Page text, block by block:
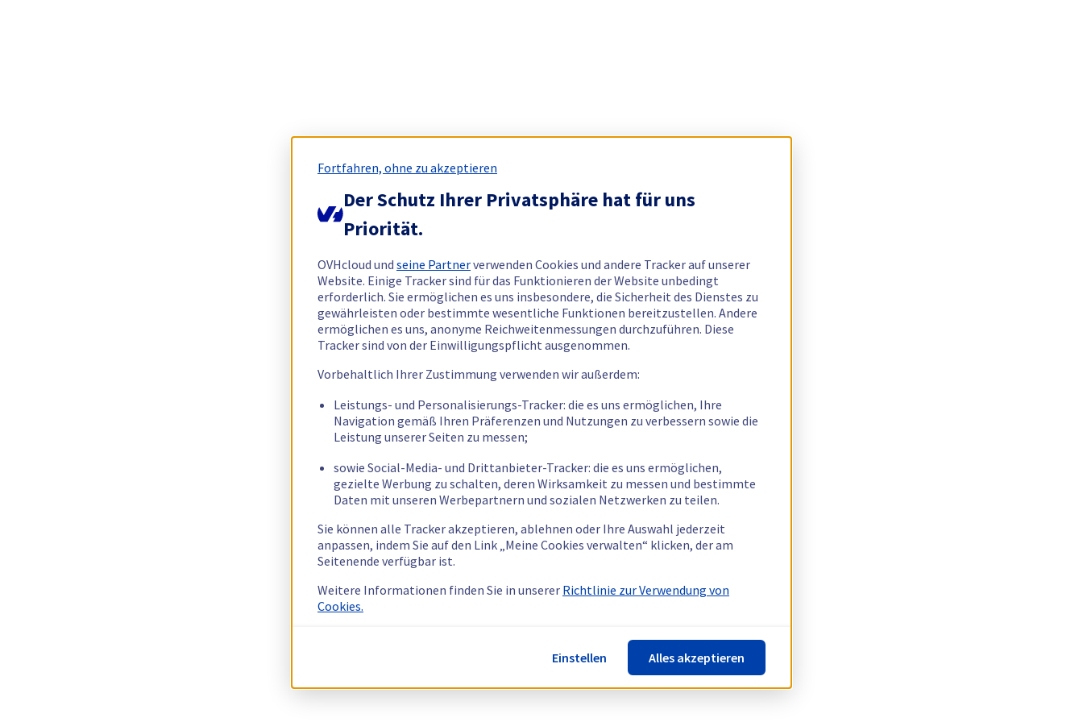
Fortfahren, ohne zu akzeptieren
Der Schutz Ihrer Privatsphäre hat für uns
Priorität.
OVHcloud und seine Partnerverwenden Cookies und andere Tracker auf unserer
Website. Einige Tracker sind für das Funktionieren der Website unbedingt
erforderlich. Sie ermöglichen es uns insbesondere, die Sicherheit des Dienstes zu
gewährleisten oder bestimmte wesentliche Funktionen bereitzustellen. Andere
ermöglichen es uns, anonyme Reichweitenmessungen durchzuführen. Diese
Tracker sind von der Einwilligungspflicht ausgenommen.
Vorbehaltlich Ihrer Zustimmung verwenden wir außerdem:
Leistungs- und Personalisierungs-Tracker: die es uns ermöglichen, Ihre
Navigation gemäß Ihren Präferenzen und Nutzungen zu verbessern sowie die
Leistung unserer Seiten zu messen;
sowie Social-Media- und Drittanbieter-Tracker: die es uns ermöglichen,
gezielte Werbung zu schalten, deren Wirksamkeit zu messen und bestimmte
Daten mit unseren Werbepartnern und sozialen Netzwerken zu teilen.
Sie können alle Tracker akzeptieren, ablehnen oder Ihre Auswahl jederzeit
anpassen, indem Sie auf den Link „Meine Cookies verwalten“ klicken, der am
Seitenende verfügbar ist.
Weitere Informationen finden Sie in unserer Richtlinie zur Verwendung von
Cookies.
Einstellen Alles akzeptieren